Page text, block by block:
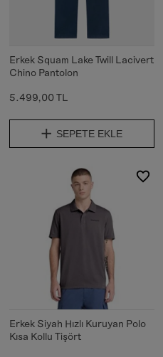
Erkek Squam Lake Twill Lacivert
Chino Pantolon
5.499,00 TL
SEPETE EKLE
Erkek Siyah Hızlı Kuruyan Polo
Kısa Kollu Tişört